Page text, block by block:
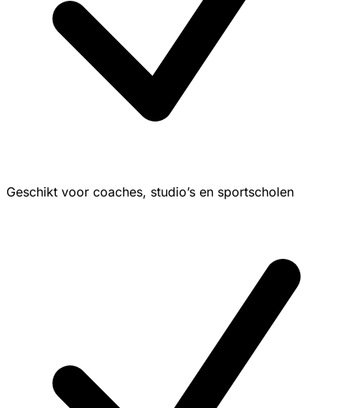
Geschikt voor coaches, studio’s en sportscholen